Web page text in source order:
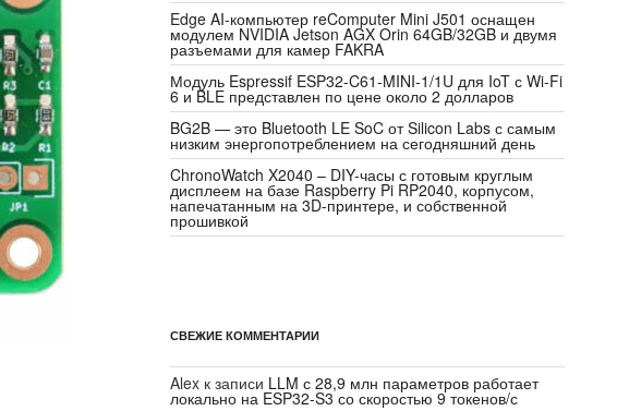
Edge AI-компьютер reComputer Mini J501 оснащен
модулем NVIDIA Jetson AGX Orin 64GB/32GB и двумя
разъемами для камер FAKRA
Модуль Espressif ESP32-C61-MINI-1/1U для IoT с Wi-Fi
6 и BLE представлен по цене около 2 долларов
BG2B — это Bluetooth LE SoC от Silicon Labs с самым
низким энергопотреблением на сегодняшний день
ChronoWatch X2040 – DIY-часы с готовым круглым
дисплеем на базе Raspberry Pi RP2040, корпусом,
напечатанным на 3D-принтере, и собственной
прошивкой
СВЕЖИЕ КОММЕНТАРИИ
Alex к записи LLM с 28,9 млн параметров работает
локально на ESP32-S3 со скоростью 9 токенов/с